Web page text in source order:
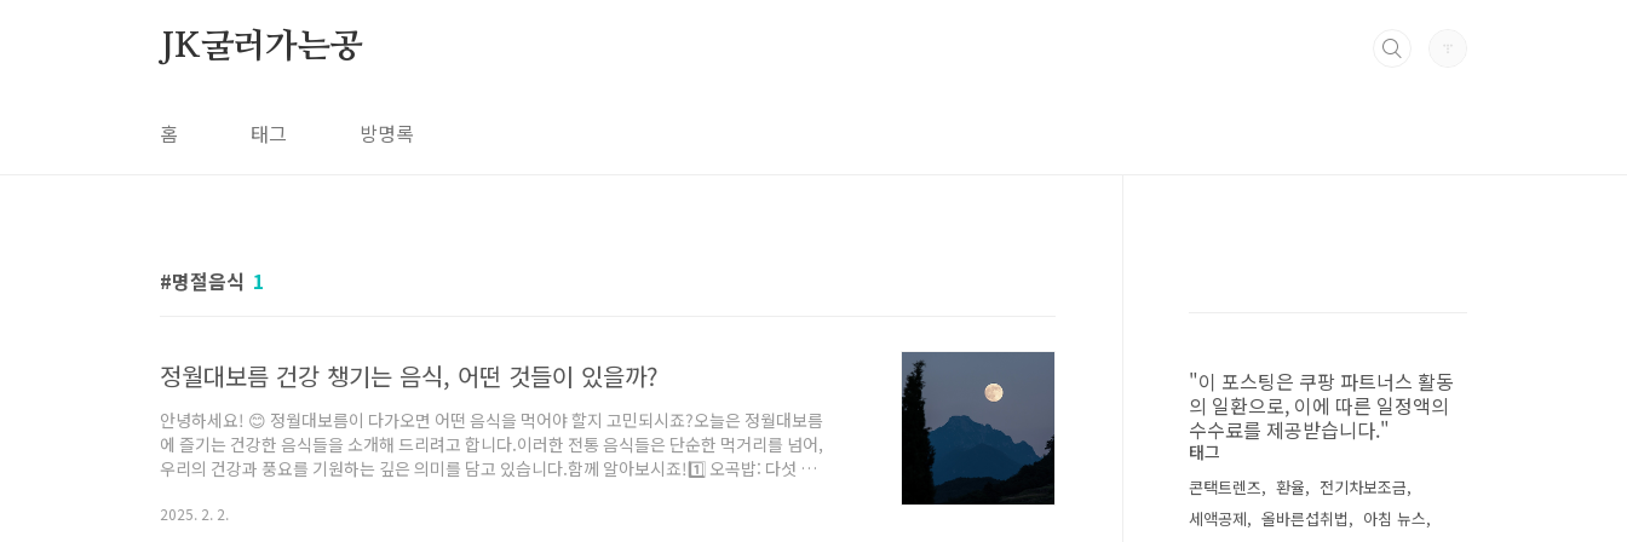
JK굴러가는공
홈 태그 방명록
명절음식 1
정월대보름 건강 챙기는 음식, 어떤 것들이 있을까?
안녕하세요! 😊 정월대보름이 다가오면 어떤 음식을 먹어야 할지 고민되시죠?오늘은 정월대보름
에 즐기는 건강한 음식들을 소개해 드리려고 합니다.이러한 전통 음식들은 단순한 먹거리를 넘어,
우리의 건강과 풍요를 기원하는 깊은 의미를 담고 있습니다.함께 알아보시죠!1️⃣ 오곡밥: 다섯 가지
등 다섯 가지 곡식을 섞어 지은 밥으로,한 해의 풍년과 건강을 기원하는 의미를 담고 있습니다.오곡
2025. 2. 2.
"이 포스팅은 쿠팡 파트너스 활동
의 일환으로, 이에 따른 일정액의
수수료를 제공받습니다."
태그
콘택트렌즈 환율
전기차보조금
세액공제
올바른섭취법
아침 뉴스